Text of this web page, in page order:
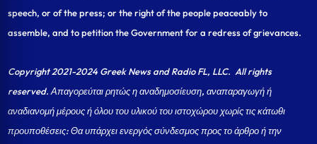
speech, or of the press; or the right of the people peaceably to
assemble, and to petition the Government for a redress of grievances.
Copyright 2021-2024 Greek News and Radio FL, LLC. All rights
reserved. Απαγορεύται ρητώς η αναδημοσίευση, αναπαραγωγή ή
αναδιανομή μέρους ή όλου του υλικού του ιστοχώρου χωρίς τις κάτωθι
προυποθέσεις: Θα υπάρχει ενεργός σύνδεσμος προς το άρθρο ή την